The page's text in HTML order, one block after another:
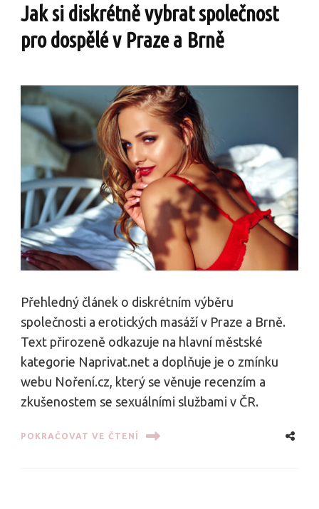
Jak si diskrétně vybrat společnost
pro dospělé v Praze a Brně
Přehledný článek o diskrétním výběru
společnosti a erotických masáží v Praze a Brně.
Text přirozeně odkazuje na hlavní městské
kategorie Naprivat.net a doplňuje je o zmínku
webu Noření.cz, který se věnuje recenzím a
zkušenostem se sexuálními službami v ČR.
POKRAČOVAT VE ČTENÍ